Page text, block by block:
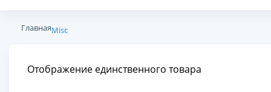
ГлавнаяMisc
Отображение единственного товара